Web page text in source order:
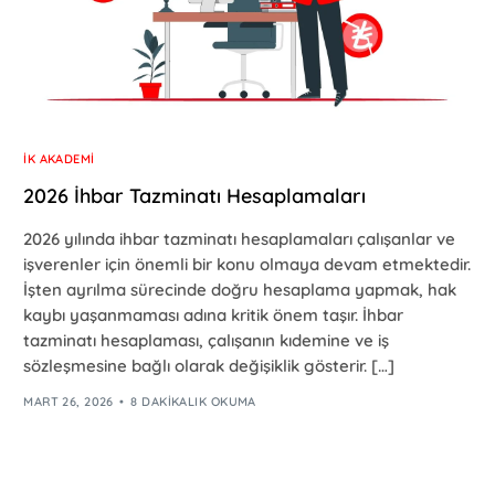
İK AKADEMI
2026 İhbar Tazminatı Hesaplamaları
2026 yılında ihbar tazminatı hesaplamaları çalışanlar ve
işverenler için önemli bir konu olmaya devam etmektedir.
İşten ayrılma sürecinde doğru hesaplama yapmak, hak
kaybı yaşanmaması adına kritik önem taşır. İhbar
tazminatı hesaplaması, çalışanın kıdemine ve iş
sözleşmesine bağlı olarak değişiklik gösterir. […]
MART 26, 2026 8 DAKIKALIK OKUMA